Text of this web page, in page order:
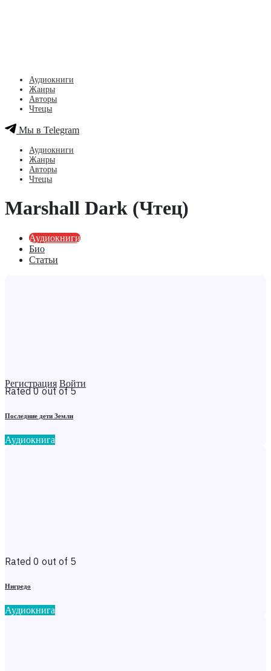
Регистрация Войти
Аудиокниги
Жанры
Авторы
Чтецы
Мы в Telegram
Аудиокниги
Жанры
Авторы
Чтецы
Marshall Dark (Чтец)
Аудиокниги
Био
Статьи
Rated 0 out of 5
Последние дети Земли
Аудиокнига
Rated 0 out of 5
Нигредо
Аудиокнига